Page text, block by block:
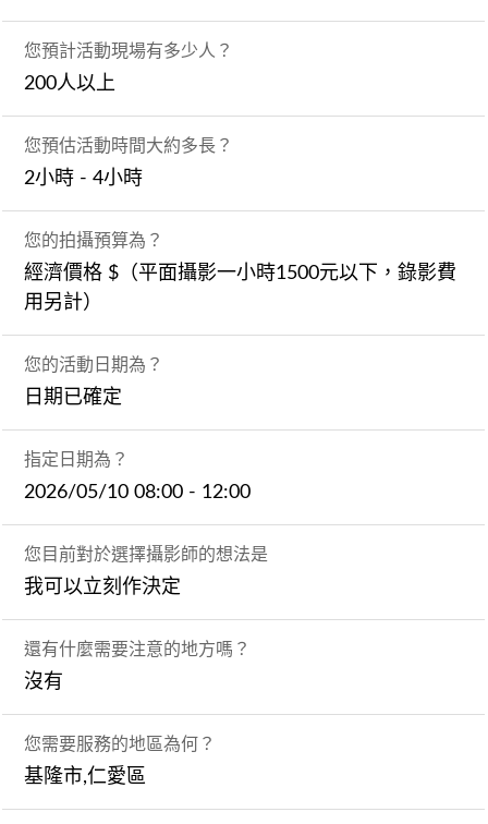
您預計活動現場有多少人？
200人以上
您預估活動時間大約多長？
2小時 - 4小時
您的拍攝預算為？
經濟價格 $（平面攝影一小時1500元以下，錄影費
用另計）
您的活動日期為？
日期已確定
指定日期為？
2026/05/10 08:00 - 12:00
您目前對於選擇攝影師的想法是
我可以立刻作決定
還有什麼需要注意的地方嗎？
沒有
您需要服務的地區為何？
基隆市,仁愛區